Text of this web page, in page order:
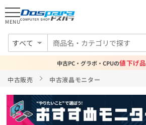
MENU
すべて
中古PC・グラボ・CPUの値下げ品
中古販売 中古液晶モニター